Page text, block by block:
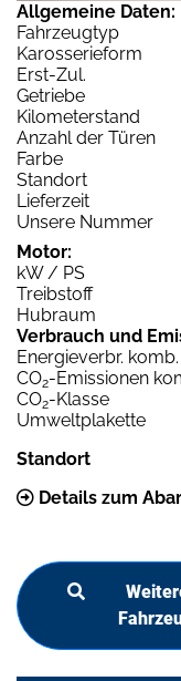
Allgemeine Daten:
Fahrzeugtyp
Karosserieform
Erst-Zul.
Getriebe
Kilometerstand
Anzahl der Türen
Farbe
Standort
Lieferzeit
Unsere Nummer
Motor:
kW / PS
Treibstoff
Hubraum
Verbrauch und
Energieverbr. komb.
CO2-Emissionen
CO2-Klasse
Umweltplakette
Standort
Details zum